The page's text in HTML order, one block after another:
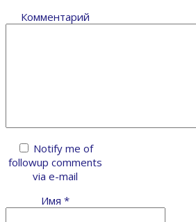
Комментарий
Notify me of
followup comments
via e-mail
Имя *